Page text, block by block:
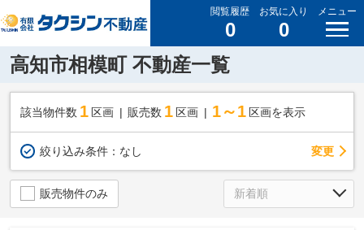
閲覧履歴
0
お気に入り
0
メニュー
高知市相模町 不動産一覧
該当物件数 1 区画 販売数 1 区画 1～1 区画を表示
絞り込み条件： なし 変更
販売物件のみ